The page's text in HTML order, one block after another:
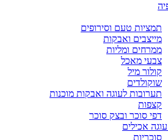
תמציות טעם וסירופים
מייצבים ואבקות
ממרחים ומליות
צבעי מאכל
קולור מיל
שוקולדים
תערובות לעוגה ואבקות מוכנות
קצפות
דפי סוכר ובצק סוכר
אכילים
סוכריות